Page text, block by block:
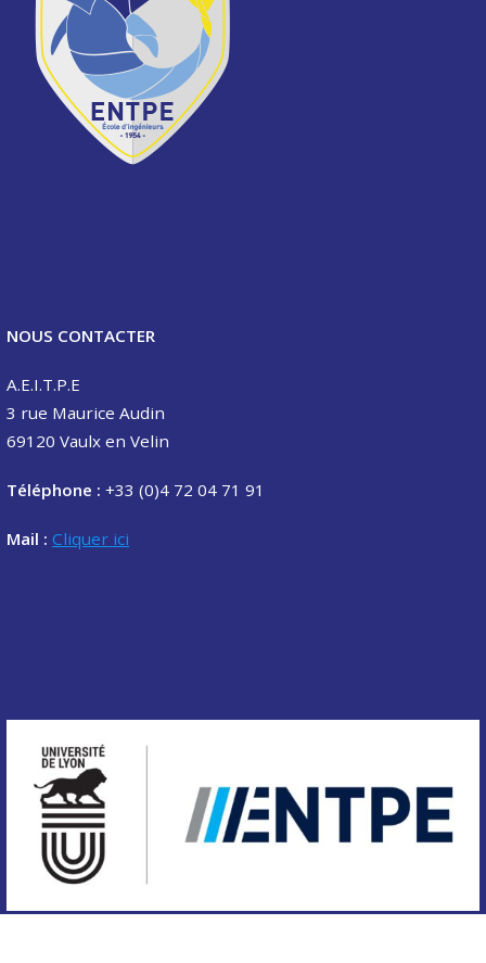
NOUS CONTACTER
A.E.I.T.P.E
3 rue Maurice Audin
69120 Vaulx en Velin
Téléphone : +33 (0)4 72 04 71 91
Mail : Cliquer ici